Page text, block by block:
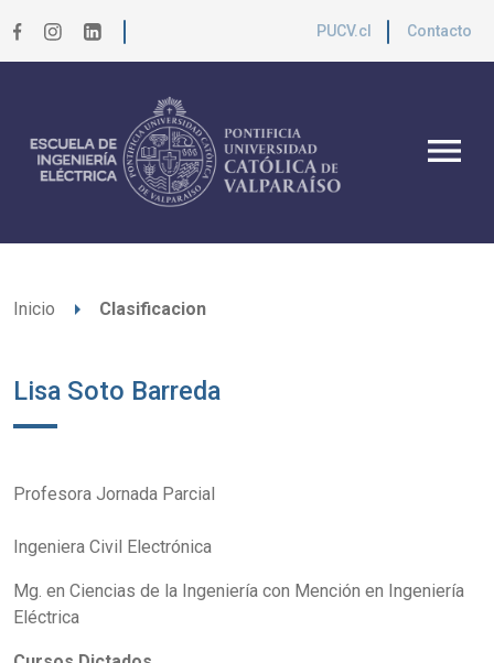
PUCV.cl Contacto
menu
Inicio arrow_right Clasificacion
Lisa Soto Barreda
Profesora Jornada Parcial
Ingeniera Civil Electrónica
Mg. en Ciencias de la Ingeniería con Mención en Ingeniería
Eléctrica